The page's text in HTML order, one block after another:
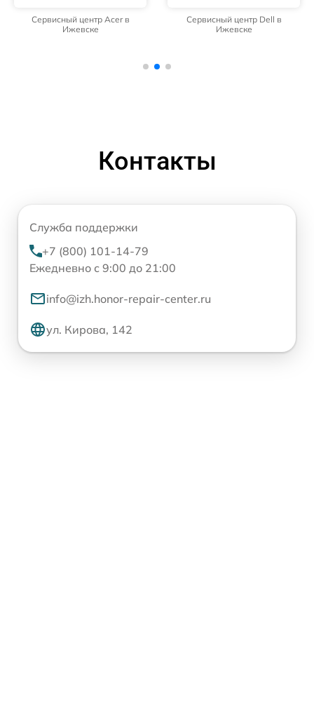
Сервисный центр Acer в
Ижевске
Сервисный центр Dell в
Ижевске
Контакты
Служба поддержки
+7 (800) 101-14-79
Ежедневно с 9:00 до 21:00
info@izh.honor-repair-center.ru
ул. Кирова, 142